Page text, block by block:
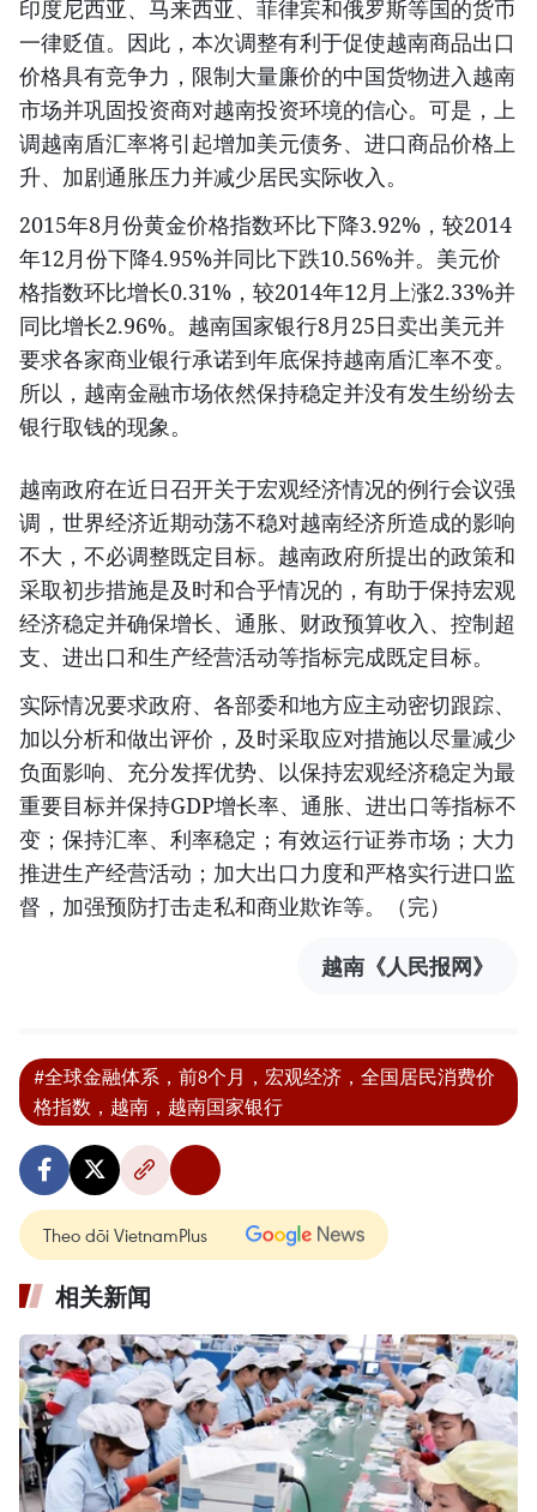
印度尼西亚、马来西亚、菲律宾和俄罗斯等国的货币
一律贬值。因此，本次调整有利于促使越南商品出口
价格具有竞争力，限制大量廉价的中国货物进入越南
市场并巩固投资商对越南投资环境的信心。可是，上
调越南盾汇率将引起增加美元债务、进口商品价格上
升、加剧通胀压力并减少居民实际收入。
2015年8月份黄金价格指数环比下降3.92%，较2014
年12月份下降4.95%并同比下跌10.56%并。美元价
格指数环比增长0.31%，较2014年12月上涨2.33%并
同比增长2.96%。越南国家银行8月25日卖出美元并
要求各家商业银行承诺到年底保持越南盾汇率不变。
所以，越南金融市场依然保持稳定并没有发生纷纷去
银行取钱的现象。
越南政府在近日召开关于宏观经济情况的例行会议强
调，世界经济近期动荡不稳对越南经济所造成的影响
不大，不必调整既定目标。越南政府所提出的政策和
采取初步措施是及时和合乎情况的，有助于保持宏观
经济稳定并确保增长、通胀、财政预算收入、控制超
支、进出口和生产经营活动等指标完成既定目标。
实际情况要求政府、各部委和地方应主动密切跟踪、
加以分析和做出评价，及时采取应对措施以尽量减少
负面影响、充分发挥优势、以保持宏观经济稳定为最
重要目标并保持GDP增长率、通胀、进出口等指标不
变；保持汇率、利率稳定；有效运行证券市场；大力
推进生产经营活动；加大出口力度和严格实行进口监
督，加强预防打击走私和商业欺诈等。（完）
越南《人民报网》
#全球金融体系，前8个月，宏观经济，全国居民消费价
格指数，越南，越南国家银行
Theo dõi VietnamPlus
相关新闻